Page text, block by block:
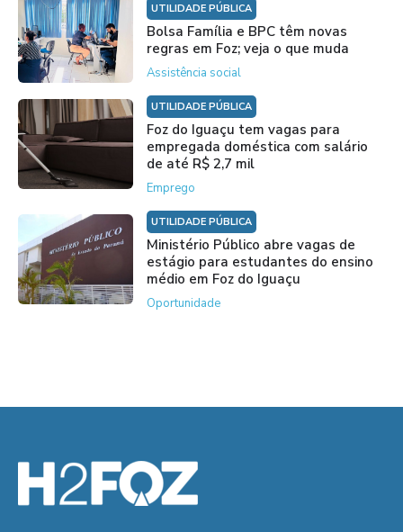
UTILIDADE PÚBLICA
Bolsa Família e BPC têm novas
regras em Foz; veja o que muda
Assistência social
UTILIDADE PÚBLICA
Foz do Iguaçu tem vagas para
empregada doméstica com salário
de até R$ 2,7 mil
Emprego
UTILIDADE PÚBLICA
Ministério Público abre vagas de
estágio para estudantes do ensino
médio em Foz do Iguaçu
Oportunidade